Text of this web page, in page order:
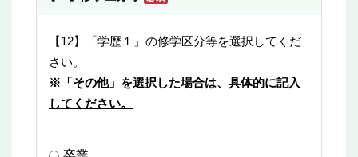
【12】「学歴１」の修学区分等を選択してくだ
さい。
※ 「その他」を選択した場合は、具体的に記入
してください。